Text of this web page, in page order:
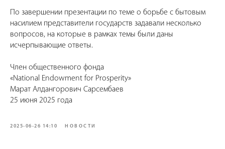
По завершении презентации по теме о борьбе с бытовым
насилием представители государств задавали несколько
вопросов, на которые в рамках темы были даны
исчерпывающие ответы.
Член общественного фонда
«National Endowment for Prosperity»
Марат Алдангорович Сарсембаев
25 июня 2025 года
2025-06-26 14:10 НОВОСТИ